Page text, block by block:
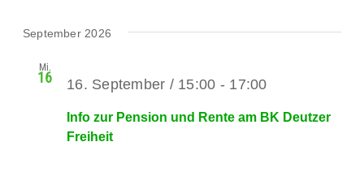
September 2026
Mi.
16
Info zur Pension und Rente am BK Deutzer
Freiheit
16. September / 15:00 - 17:00